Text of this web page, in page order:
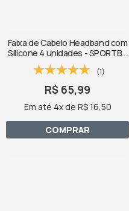
Faixa de Cabelo Headband com
Silicone 4 unidades - SPORTBR
- Azul, Branca e Preta no
(1)
R$ 65,99
Em até 4x de R$ 16,50
COMPRAR